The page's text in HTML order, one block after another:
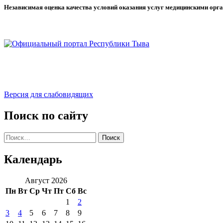
Независимая оценка качества условий оказания услуг медицинскими
Версия для слабовидящих
Поиск по сайту
Найти:
Календарь
Август 2026
Пн Вт Ср Чт Пт Сб Вс
1
2
3
4 5 6 7 8
9